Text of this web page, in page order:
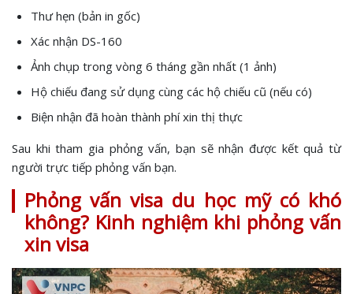
Thư hẹn (bản in gốc)
Xác nhận DS-160
Ảnh chụp trong vòng 6 tháng gần nhất (1 ảnh)
Hộ chiếu đang sử dụng cùng các hộ chiếu cũ (nếu có)
Biện nhận đã hoàn thành phí xin thị thực
Sau khi tham gia phỏng vấn, bạn sẽ nhận được kết quả từ
người trực tiếp phỏng vấn bạn.
Phỏng vấn visa du học mỹ có khó
không? Kinh nghiệm khi phỏng vấn
xin visa